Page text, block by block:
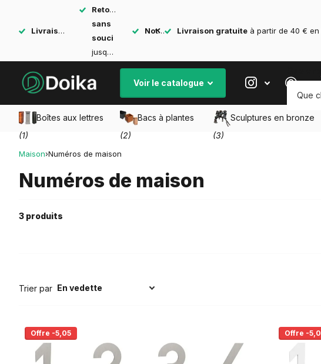
Livraison gratuite à partir de 40 € en Belgique
Retours
sans
souci
jusqu'à 90 jours
Noté 4,5 sur 5 sur Trustpilot
Livraison gratuiteà partir de 40 € en
Voir le catalogue
Que
Boîtes aux lettres
(1)
Bacs à plantes
(2)
Sculptures en bronze
(3)
Maison›Numéros de maison
Numéros de maison
3 produits
Trier par
Offre -5,05 Offre -